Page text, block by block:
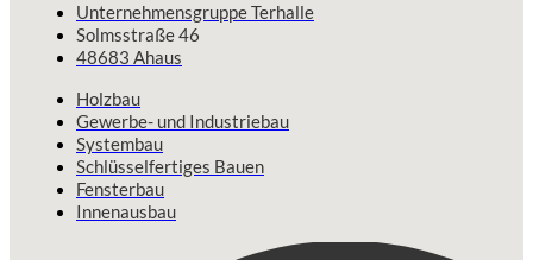
Unternehmensgruppe Terhalle
Solmsstraße 46
48683 Ahaus
Holzbau
Gewerbe- und Industriebau
Systembau
Schlüsselfertiges Bauen
Fensterbau
Innenausbau